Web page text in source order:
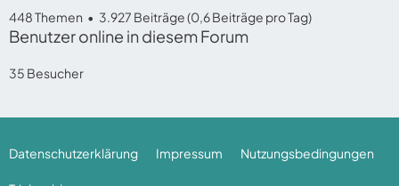
448 Themen 3.927 Beiträge (0,6 Beiträge pro Tag)
Benutzer online in diesem Forum
35 Besucher
Datenschutzerklärung Impressum Nutzungsbedingungen